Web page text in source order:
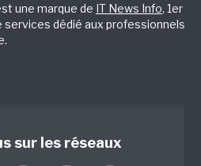
une marque de IT News Info, 1er
dédié aux professionnels
sur les réseaux